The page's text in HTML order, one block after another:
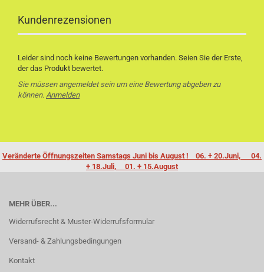
Kundenrezensionen
Leider sind noch keine Bewertungen vorhanden. Seien Sie der Erste,
der das Produkt bewertet.
Sie müssen angemeldet sein um eine Bewertung abgeben zu
können. Anmelden
Veränderte Öffnungszeiten Samstags Juni bis August ! 06. + 20.Juni, 04.
+ 18.Juli, 01. + 15.August
MEHR ÜBER...
Widerrufsrecht & Muster-Widerrufsformular
Versand- & Zahlungsbedingungen
Kontakt